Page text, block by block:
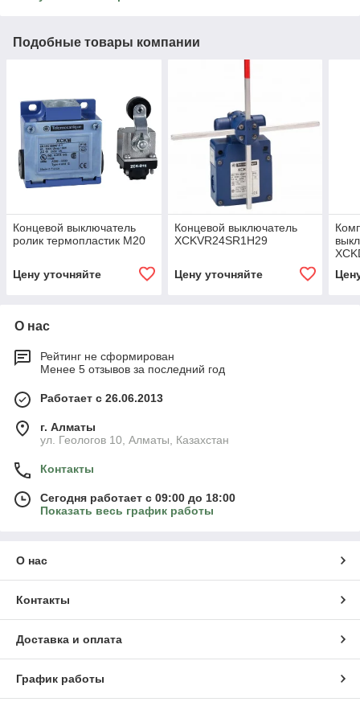
Подобные товары компании
Концевой выключатель
ролик термопластик М20
Цену уточняйте
Концевой выключатель
XCKVR24SR1H29
Цену уточняйте
О нас
Рейтинг не сформирован
Менее 5 отзывов за последний год
Работает с 26.06.2013
г. Алматы
ул. Геологов 10, Алматы, Казахстан
Контакты
Сегодня работает с 09:00 до 18:00
Показать весь график работы
О нас
Контакты
Доставка и оплата
График работы